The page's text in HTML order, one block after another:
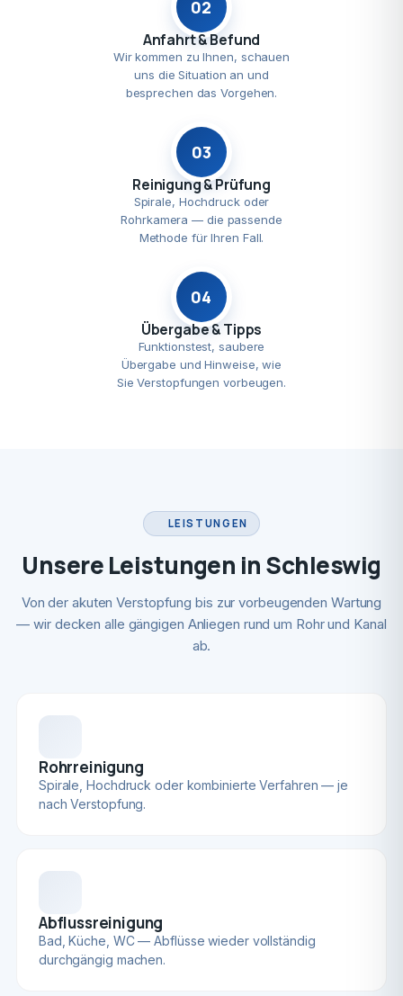
02
Anfahrt & Befund
Wir kommen zu Ihnen, schauen
uns die Situation an und
besprechen das Vorgehen.
03
Reinigung & Prüfung
Spirale, Hochdruck oder
Rohrkamera — die passende
Methode für Ihren Fall.
04
Übergabe & Tipps
Funktionstest, saubere
Übergabe und Hinweise, wie
Sie Verstopfungen vorbeugen.
LEISTUNGEN
Unsere Leistungen in Schleswig
Von der akuten Verstopfung bis zur vorbeugenden Wartung
— wir decken alle gängigen Anliegen rund um Rohr und Kanal
ab.
Rohrreinigung
Spirale, Hochdruck oder kombinierte Verfahren — je
nach Verstopfung.
Abflussreinigung
Bad, Küche, WC — Abflüsse wieder vollständig
durchgängig machen.